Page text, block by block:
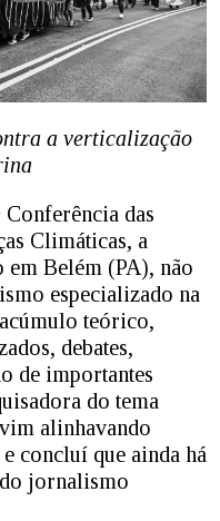
a verticalização
das
Climáticas, a
em Belém (PA), não
especializado na
teórico,
debates,
de importantes
do tema
alinhavando
concluí que ainda há
jornalismo